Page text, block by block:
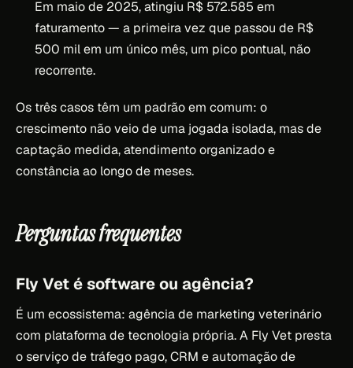
Em maio de 2025, atingiu R$ 572.585 em
faturamento — a primeira vez que passou de R$
500 mil em um único mês, um pico pontual, não
recorrente.
Os três casos têm um padrão em comum: o
crescimento não veio de uma jogada isolada, mas de
captação medida, atendimento organizado e
constância ao longo de meses.
Perguntas frequentes
Fly Vet é software ou agência?
É um ecossistema: agência de marketing veterinário
com plataforma de tecnologia própria. A Fly Vet presta
o serviço de tráfego pago, CRM e automação de